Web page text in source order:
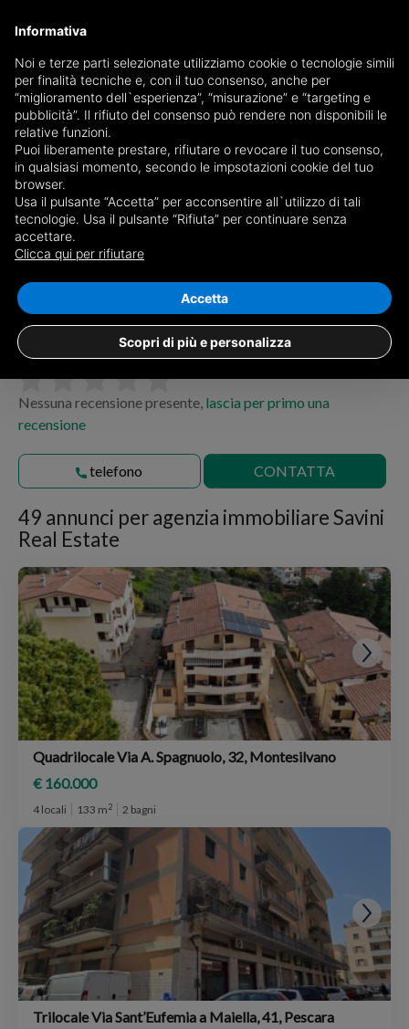
Savini Real Estate
Via San Benedetto, 09128, Cagliari (CA)
Nessuna recensione presente, lascia per primo una
recensione
telefono CONTATTA
49 annunci peragenzia immobiliare Savini
Real Estate
Quadrilocale Via A. Spagnuolo, 32, Montesilvano
€ 160.000
4 locali 133 m2 2 bagni
Trilocale Via Sant’Eufemia a Maiella, 41, Pescara
Informativa
Noi e terze parti selezionate utilizziamo cookie o tecnologie simili
per finalità tecniche e, con il tuo consenso, anche per
“miglioramento dell`esperienza”, “misurazione” e “targeting e
pubblicità”. Il rifiuto del consenso può rendere non disponibili le
relative funzioni.
Puoi liberamente prestare, rifiutare o revocare il tuo consenso,
in qualsiasi momento, secondo le impsotazioni cookie del tuo
browser.
Usa il pulsante “Accetta” per acconsentire all`utilizzo di tali
tecnologie. Usa il pulsante “Rifiuta” per continuare senza
accettare.
Clicca qui per rifiutare
Scopri di più e personalizza
Accetta